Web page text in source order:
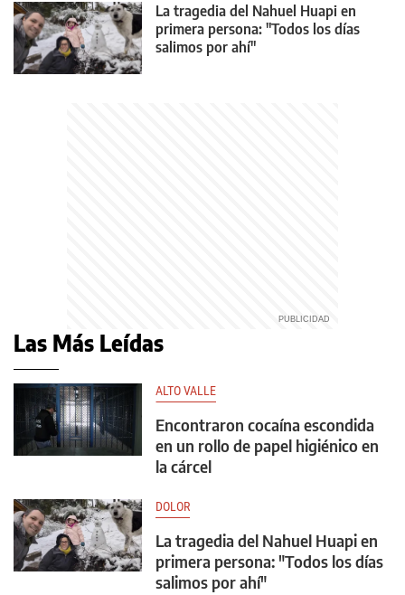
La tragedia del Nahuel Huapi en
primera persona: "Todos los días
salimos por ahí"
Las Más Leídas
ALTO VALLE
Encontraron cocaína escondida
en un rollo de papel higiénico en
la cárcel
DOLOR
La tragedia del Nahuel Huapi en
primera persona: "Todos los días
salimos por ahí"